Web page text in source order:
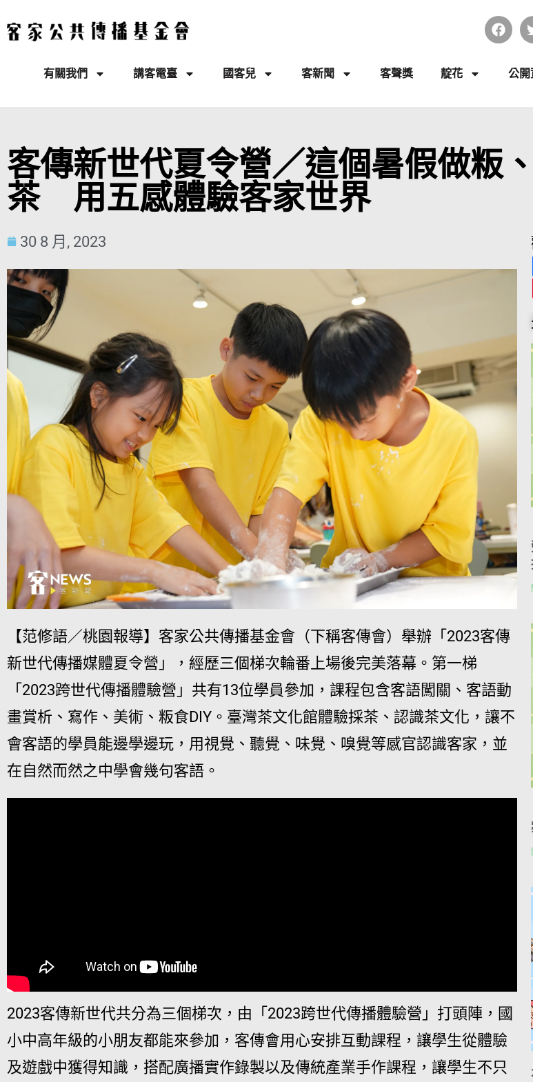
有關我們 講客電臺 國客兒 客新聞 客聲獎 靛花 公開
客傳新世代夏令營／這個暑假做粄
茶 用五感體驗客家世界
30 8 月, 2023
【范修語／桃園報導】客家公共傳播基金會（下稱客傳會）舉辦「2023客傳
新世代傳播媒體夏令營」，經歷三個梯次輪番上場後完美落幕。第一梯
「2023跨世代傳播體驗營」共有13位學員參加，課程包含客語闖關、客語動
畫賞析、寫作、美術、粄食DIY。臺灣茶文化館體驗採茶、認識茶文化，讓不
會客語的學員能邊學邊玩，用視覺、聽覺、味覺、嗅覺等感官認識客家，並
在自然而然之中學會幾句客語。
2023客傳新世代共分為三個梯次，由「2023跨世代傳播體驗營」打頭陣，國
小中高年級的小朋友都能來參加，客傳會用心安排互動課程，讓學生從體驗
及遊戲中獲得知識，搭配廣播實作錄製以及傳統產業手作課程，讓學生不只